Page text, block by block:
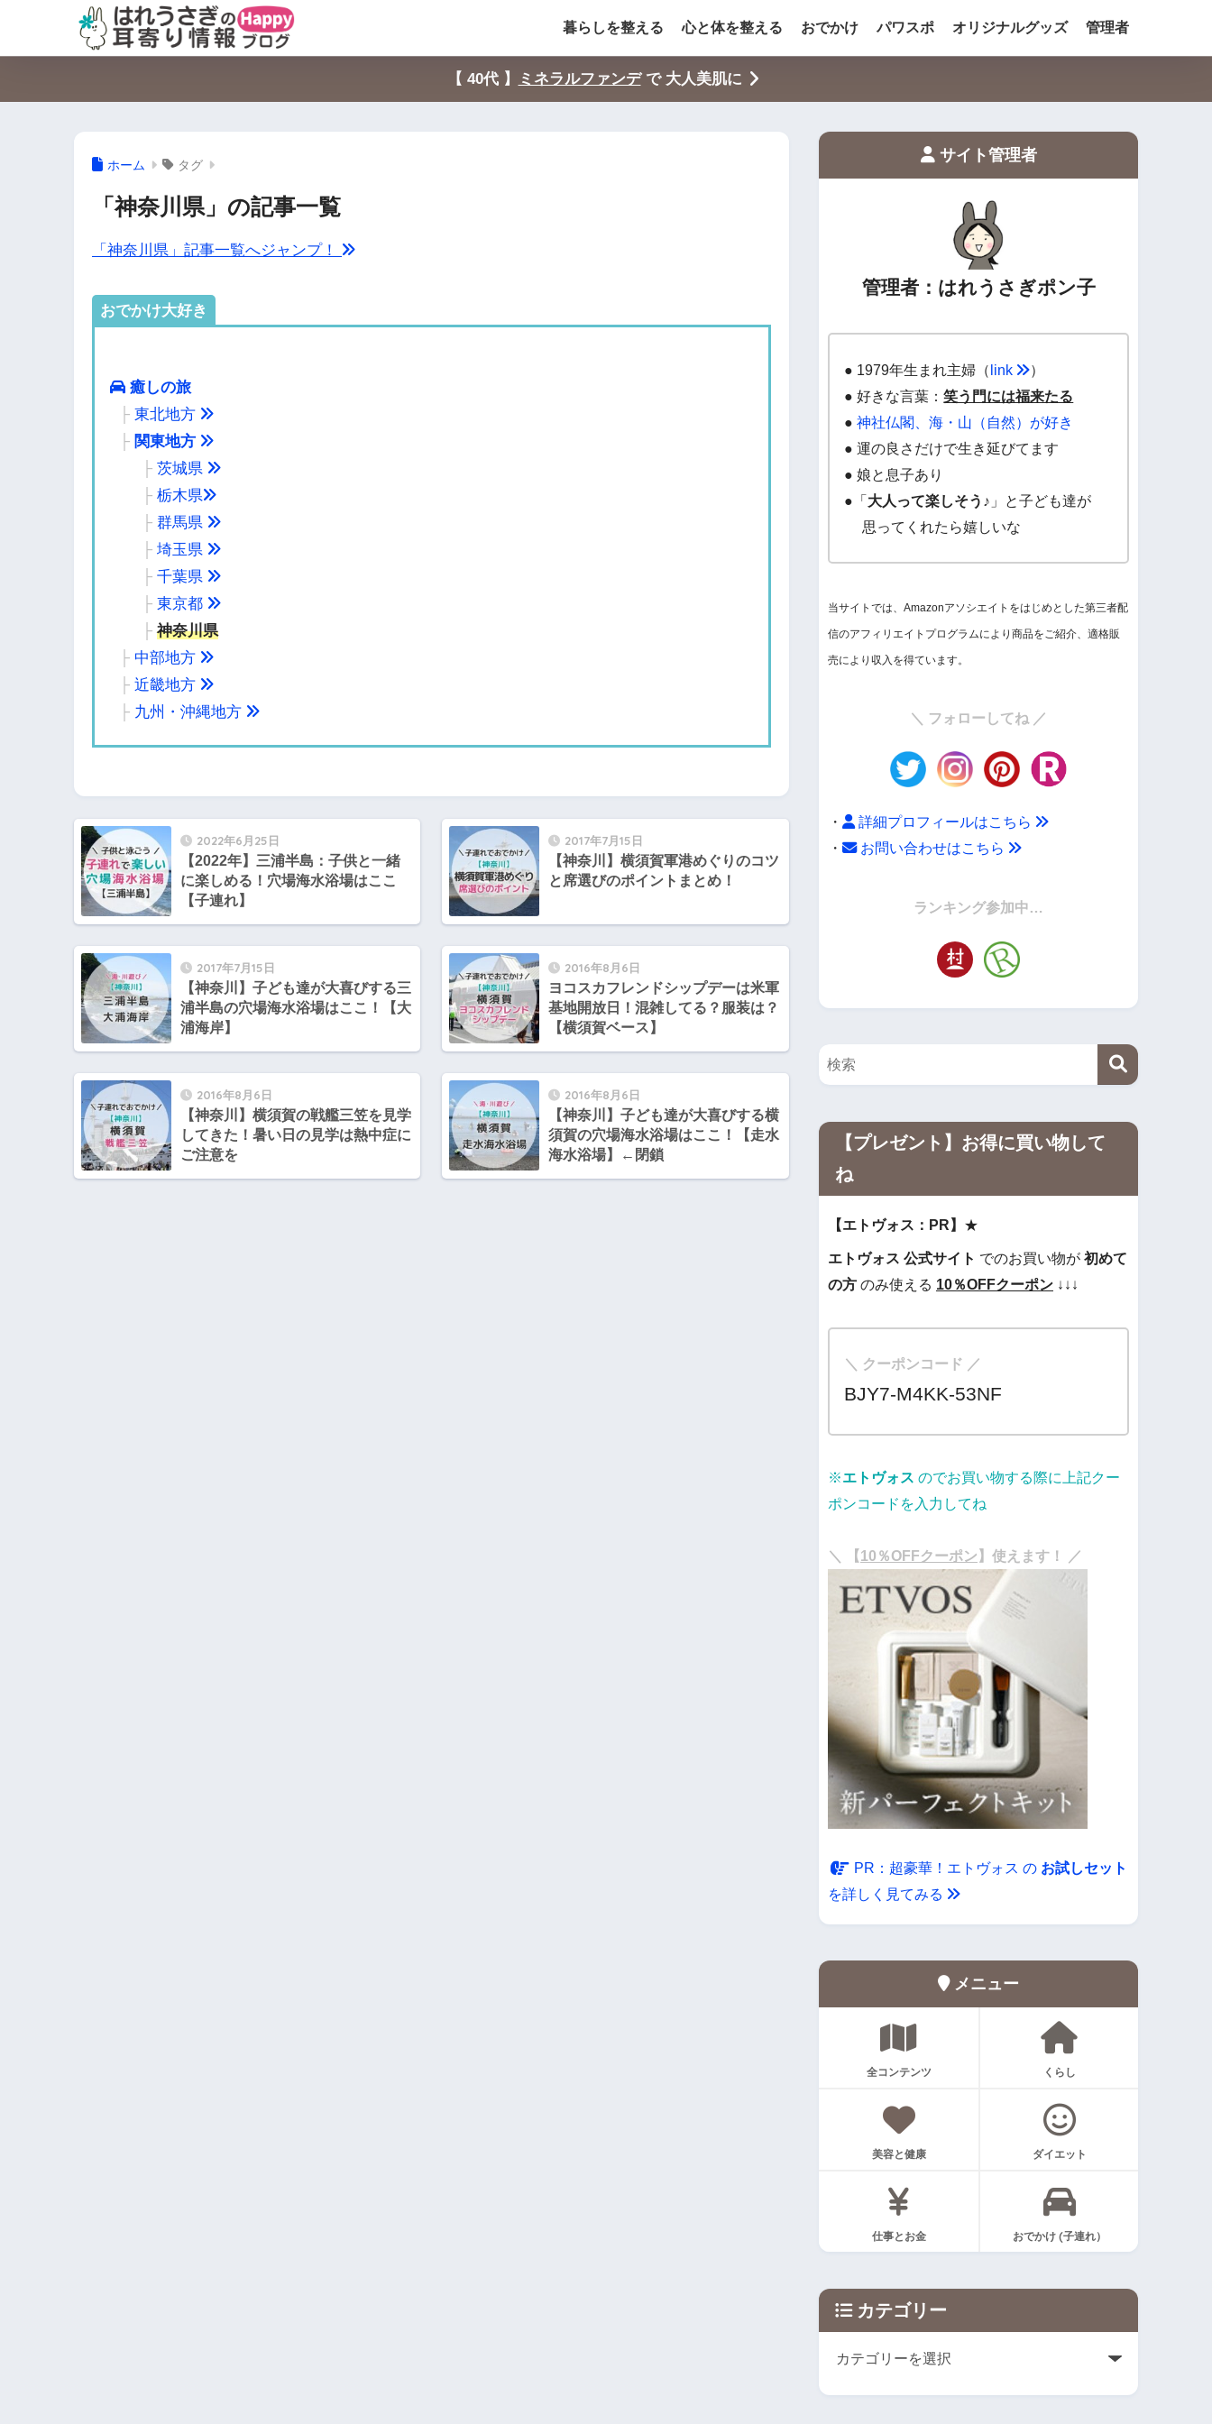
暮らしを整える 心と体を整える おでかけ パワスポ オリジナルグッズ 管理者
【 40代 】 ミネラルファンデで 大人美肌に
ホーム タグ
「神奈川県」の記事一覧
「神奈川県」記事一覧へジャンプ！
おでかけ大好き
癒しの旅
├ 東北地方
├ 関東地方
├ 茨城県
├ 栃木県
├ 群馬県
├ 埼玉県
├ 千葉県
├ 東京都
├ 神奈川県
├ 中部地方
├ 近畿地方
├ 九州・沖縄地方
2022年6月25日
【2022年】三浦半島：子供と一緒
に楽しめる！穴場海水浴場はここ
【子連れ】
2017年7月15日
【神奈川】横須賀軍港めぐりのコツ
と席選びのポイントまとめ！
2017年7月15日
【神奈川】子ども達が大喜びする三
浦半島の穴場海水浴場はここ！【大
浦海岸】
2016年8月6日
ヨコスカフレンドシップデーは米軍
基地開放日！混雑してる？服装は？
【横須賀ベース】
2016年8月6日
【神奈川】横須賀の戦艦三笠を見学
してきた！暑い日の見学は熱中症に
ご注意を
2016年8月6日
【神奈川】子ども達が大喜びする横
須賀の穴場海水浴場はここ！【走水
海水浴場】←閉鎖
サイト管理者
管理者：はれうさぎポン子
● 1979年生まれ主婦（link
）
● 好きな言葉：笑う門には福来たる
●神社仏閣、海・山（自然）が好き
● 運の良さだけで生き延びてます
● 娘と息子あり
●「大人って楽しそう♪ 」と子ども達が
思ってくれたら嬉しいな
当サイトでは、Amazonアソシエイトをはじめとした第三者配
信のアフィリエイトプログラムにより商品をご紹介、適格販
売により収入を得ています。
＼ フォローしてね ／
・
詳細プロフィールはこちら
・
お問い合わせはこちら
ランキング参加中…
【プレゼント】お得に買い物して
ね
【エトヴォス：PR】 ★
エトヴォス 公式サイト でのお買い物が 初めて
の方 のみ使える 10％OFFクーポン ↓↓↓
＼ クーポンコード ／
BJY7-M4KK-53NF
※エトヴォス のでお買い物する際に上記クー
ポンコードを入力してね
＼ 【10％OFFクーポン 】使えます！ ／
PR：超豪華！エトヴォス の お試しセット
を詳しく見てみる
メニュー
全コンテンツ くらし
美容と健康 ダイエット
仕事とお金 おでかけ (子連れ）
カテゴリー